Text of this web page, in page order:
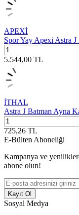
APEXİ
Spor Yay Apexi Astra
5.544,00 TL
İTHAL
Astra J Batman Ayna
725,26 TL
E-Bülten Aboneliği
Kampanya ve
abone olun!
Kayıt Ol
Sosyal Medya